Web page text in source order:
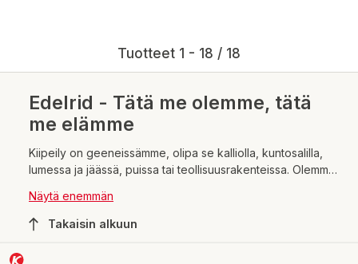
Tuotteet 1 - 18 / 18
Edelrid - Tätä me olemme, tätä
me elämme
Kiipeily on geeneissämme, olipa se kalliolla, kuntosalilla,
lumessa ja jäässä, puissa tai teollisuusrakenteissa. Olemme
pysyä uteliaisina ja jakaa vertikaalisen maailmamme ilo.
Näytä enemmän
Takaisin alkuun